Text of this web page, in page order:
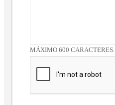
MÁXIMO 600 CARACTERES.